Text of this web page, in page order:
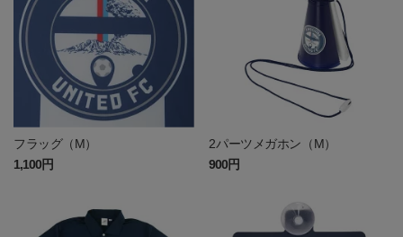
フラッグ（M）
1,100円
2パーツメガホン（M）
900円